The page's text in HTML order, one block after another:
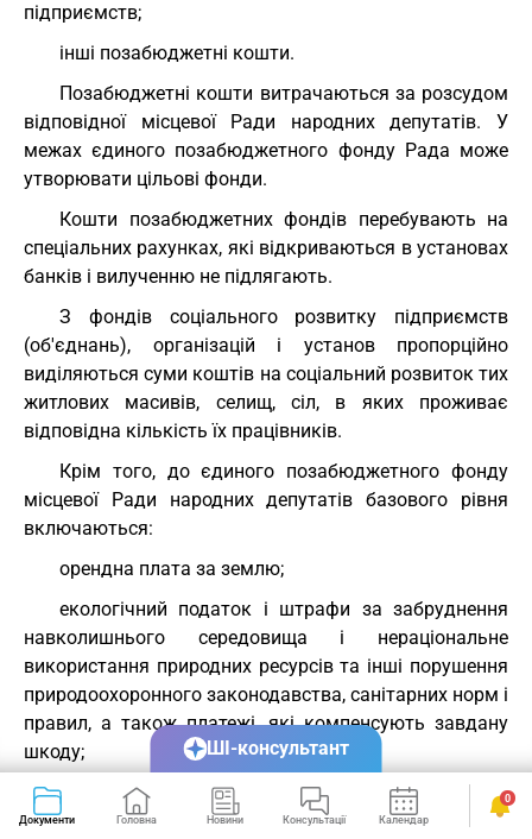
підприємств;
інші позабюджетні кошти.
Позабюджетні кошти витрачаються за розсудом
відповідної місцевої Ради народних депутатів. У
межах єдиного позабюджетного фонду Рада може
утворювати цільові фонди.
Кошти позабюджетних фондів перебувають на
спеціальних рахунках, які відкриваються в установах
банків і вилученню не підлягають.
З фондів соціального розвитку підприємств
(об'єднань), організацій і установ пропорційно
виділяються суми коштів на соціальний розвиток тих
житлових масивів, селищ, сіл, в яких проживає
відповідна кількість їх працівників.
Крім того, до єдиного позабюджетного фонду
місцевої Ради народних депутатів базового рівня
включаються:
орендна плата за землю;
екологічний податок і штрафи за забруднення
навколишнього середовища і нераціональне
використання природних ресурсів та інші порушення
природоохоронного законодавства, санітарних норм і
правил, а також платежі, які компенсують завдану
шкоду;
штрафи за адміністративні правопорушення,
вчинені на території місцевої Ради;
Документи Головна Новини Консультації Календар Сервіси
0
ШІ-консультант